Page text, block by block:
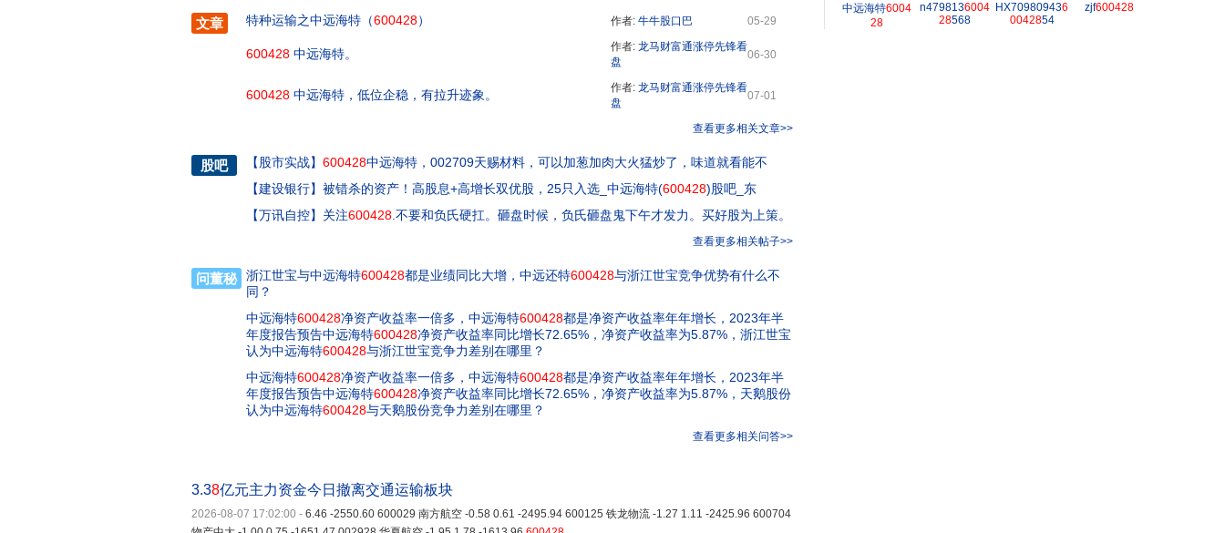
文章 特种运输之中远海特（600428） 作者: 牛牛股口巴 05-29
600428 中远海特。 作者: 龙马财富通涨停先锋看
盘
06-30
600428 中远海特，低位企稳，有拉升迹象。 作者: 龙马财富通涨停先锋看
盘
07-01
查看更多相关文章>>
股吧 【股市实战】 600428中远海特，002709天赐材料，可以加葱加肉大火猛炒了，味道就看能不
【建设银行】 被错杀的资产！高股息+高增长双优股，25只入选_中远海特(600428)股吧_东
【万讯自控】 关注600428 .不要和负氏硬扛。砸盘时候，负氏砸盘鬼下午才发力。买好股为上策。
查看更多相关帖子>>
问董秘 浙江世宝与中远海特600428都是业绩同比大增，中远还特600428与浙江世宝竞争优势有什么不
同？
中远海特600428净资产收益率一倍多，中远海特600428都是净资产收益率年年增长，2023年半
年度报告预告中远海特600428净资产收益率同比增长72.65%，净资产收益率为5.87%，浙江世宝
认为中远海特600428与浙江世宝竞争力差别在哪里？
中远海特600428净资产收益率一倍多，中远海特600428都是净资产收益率年年增长，2023年半
年度报告预告中远海特600428净资产收益率同比增长72.65%，净资产收益率为5.87%，天鹅股份
认为中远海特600428与天鹅股份竞争力差别在哪里？
查看更多相关问答>>
3.38亿元主力资金今日撤离交通运输板块
2026-08-07 17:02:00 - 6.46 -2550.60 600029 南方航空 -0.58 0.61 -2495.94 600125 铁龙物流 -1.27 1.11 -2425.96 600704
中远海特6004
28
n4798136004
28568
HX709809436
0042854
zjf600428